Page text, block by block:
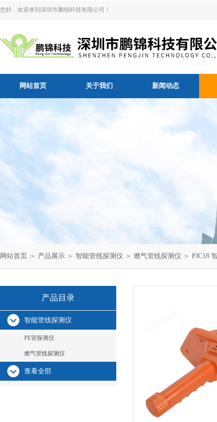
您好，欢迎来到深圳市鹏锦科技有限公司！
网站首页 关于我们 新闻动态
网站首页 ＞ 产品展示 ＞ 智能管线探测仪 ＞ 燃气管线探测仪 ＞ PJC18
产品目录
智能管线探测仪
PE管探测仪
燃气管线探测仪
查看全部